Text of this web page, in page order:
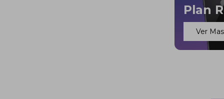
Plan
Ver Mas